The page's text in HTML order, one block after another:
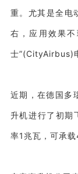
重。尤其是全电
右，应用效果
士”(CityAirbus)
近期，在德国多
升机进行了初期
率1兆瓦，可承